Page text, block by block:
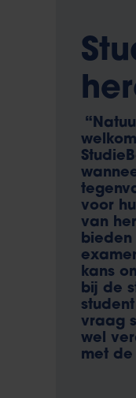
voor
van
bieden
kans
bij de
vraag
wel
met de